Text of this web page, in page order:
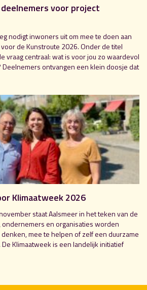
voor project
nodigt inwoners uit om mee te doen aan
de Kunstroute 2026. Onder de titel
vraag centraal: wat is voor jou zo waardevol
ontvangen een klein doosje dat
Klimaatweek 2026
staat Aalsmeer in het teken van de
en organisaties worden
mee te helpen of zelf een duurzame
Klimaatweek is een landelijk initiatief